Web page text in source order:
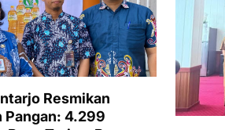
Resmikan
Pangan: 4.299